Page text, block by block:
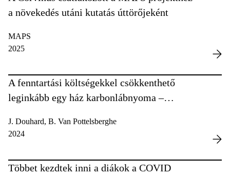
a növekedés utáni kutatás úttörőjeként
MAPS
2025
A fenntartási költségekkel csökkenthető
leginkább egy ház karbonlábnyoma –
J. Douhard, B. Van Pottelsberghe
2024
Többet kezdtek inni a diákok a COVID